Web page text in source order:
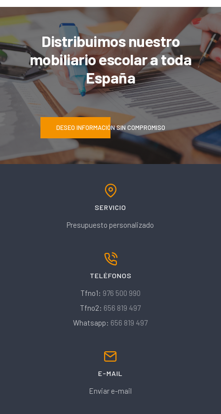
Distribuimos nuestro
mobiliario escolar a toda
España
DESEO INFORMACIÓN SIN COMPROMISO
SERVICIO
Presupuesto personalizado
TELÉFONOS
Tfno1: 976 500 990
Tfno2: 656 819 497
Whatsapp: 656 819 497
E-MAIL
Enviar e-mail